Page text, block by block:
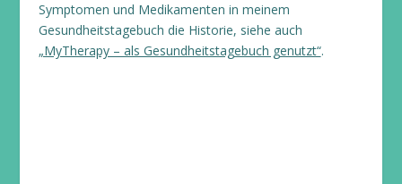
Symptomen und Medikamenten in meinem
Gesundheitstagebuch die Historie, siehe auch
„MyTherapy – als Gesundheitstagebuch genutzt“.